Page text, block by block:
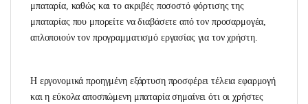
μπαταρία, καθώς και το ακριβές ποσοστό φόρτισης της
μπαταρίας που μπορείτε να διαβάσετε από τον προσαρμογέα,
απλοποιούν τον προγραμματισμό εργασίας για τον χρήστη.
Η εργονομικά προηγμένη εξάρτυση προσφέρει τέλεια εφαρμογή
και η εύκολα αποσπώμενη μπαταρία σημαίνει ότι οι χρήστες